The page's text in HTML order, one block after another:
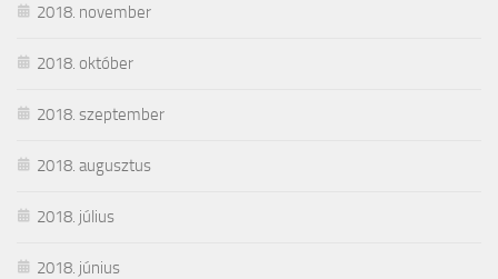
2018. november
2018. október
2018. szeptember
2018. augusztus
2018. július
2018. június